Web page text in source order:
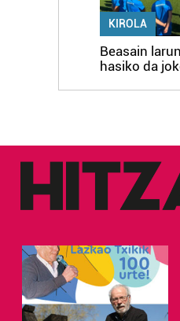
KIROLA
Beasain
hasiko da